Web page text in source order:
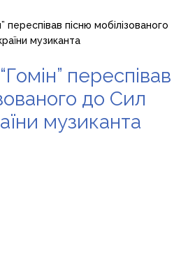
переспівав пісню мобілізованого
музиканта
переспівав
до Сил
музиканта